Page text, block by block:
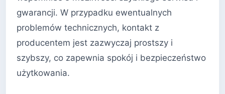
gwarancji. W przypadku ewentualnych
problemów technicznych, kontakt z
producentem jest zazwyczaj prostszy i
szybszy, co zapewnia spokój i bezpieczeństwo
użytkowania.